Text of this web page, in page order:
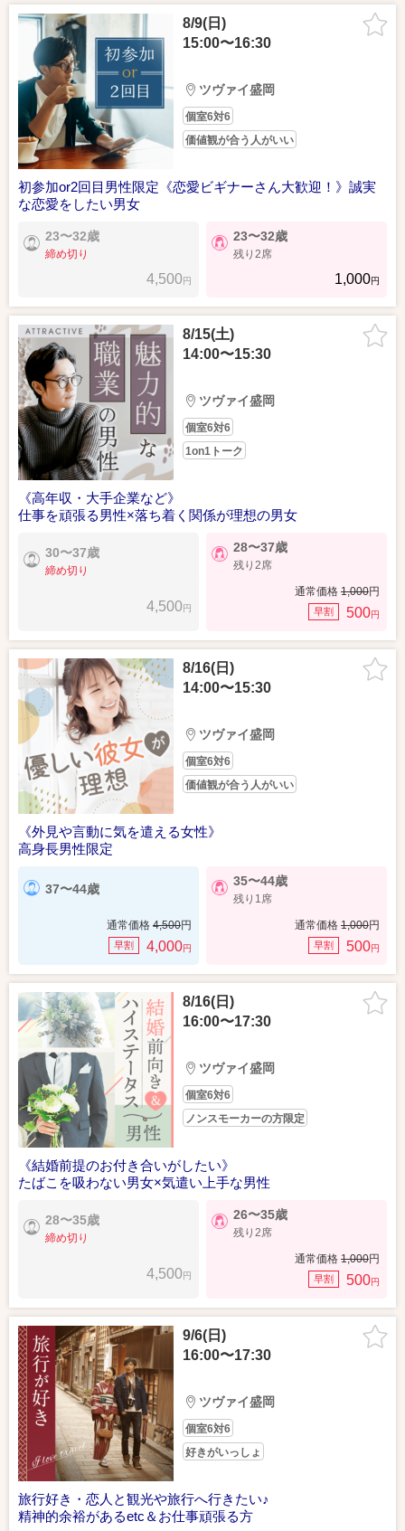
8/9(日)
15:00〜16:30
ツヴァイ盛岡
個室6対6
価値観が合う人がいい
初参加or2回目男性限定《恋愛ビギナーさん大歓迎！》誠実
な恋愛をしたい男女
23〜32歳
締め切り
4,500円
23〜32歳
残り2席
1,000円
8/15(土)
14:00〜15:30
ツヴァイ盛岡
個室6対6
1on1トーク
《高年収・大手企業など》
仕事を頑張る男性×落ち着く関係が理想の男女
30〜37歳
締め切り
4,500円
28〜37歳
残り2席
通常価格 1,000円
早割 500円
8/16(日)
14:00〜15:30
ツヴァイ盛岡
個室6対6
価値観が合う人がいい
《外見や言動に気を遣える女性》
高身長男性限定
37〜44歳
通常価格 4,500円
早割 4,000円
35〜44歳
残り1席
通常価格 1,000円
早割 500円
8/16(日)
16:00〜17:30
ツヴァイ盛岡
個室6対6
ノンスモーカーの方限定
《結婚前提のお付き合いがしたい》
たばこを吸わない男女×気遣い上手な男性
28〜35歳
締め切り
4,500円
26〜35歳
残り2席
通常価格 1,000円
早割 500円
9/6(日)
16:00〜17:30
ツヴァイ盛岡
個室6対6
好きがいっしょ
旅行好き・恋人と観光や旅行へ行きたい♪
精神的余裕があるetc＆お仕事頑張る方